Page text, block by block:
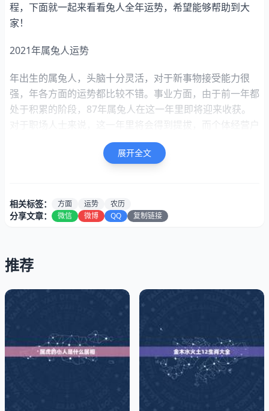
程，下面就一起来看看兔人全年运势，希望能够帮助到大
家！
2021年属兔人运势
年出生的属兔人，头脑十分灵活，对于新事物接受能力很
强，年各方面的运势都比较不错。事业方面，由于前一年都
处于积累的阶段，87年属兔人在这一年里即将迎来收获。
对于职场人士来说，这一年里将会得到提拔，而个体经营户
的生意也会变的更好，总体来说，这一年事业运非常红火。
在财运方面，87年生肖兔一直不缺乏理财观念，年属兔人
兔人过的将非常滋润。在感情和健康方面，这一年的87属
兔是顺风顺水，简直就是人们眼中的人生赢家。
space
展开全文
相关标签： 方面 运势 农历
分享文章： 微信 微博 QQ 复制链接
推荐